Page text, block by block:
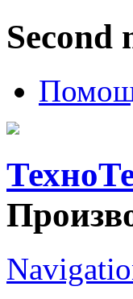
Second